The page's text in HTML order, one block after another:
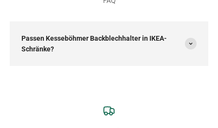
Passen Kesseböhmer Backblechhalter in IKEA-
Schränke?